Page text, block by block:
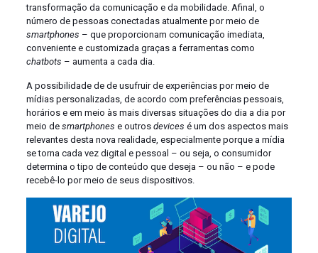
transformação da comunicação e da mobilidade. Afinal, o
número de pessoas conectadas atualmente por meio de
smartphones – que proporcionam comunicação imediata,
conveniente e customizada graças a ferramentas como
chatbots – aumenta a cada dia.
A possibilidade de de usufruir de experiências por meio de
mídias personalizadas, de acordo com preferências pessoais,
horários e em meio às mais diversas situações do dia a dia por
meio de smartphones e outros devices é um dos aspectos mais
relevantes desta nova realidade, especialmente porque a mídia
se torna cada vez digital e pessoal – ou seja, o consumidor
determina o tipo de conteúdo que deseja – ou não – e pode
recebê-lo por meio de seus dispositivos.